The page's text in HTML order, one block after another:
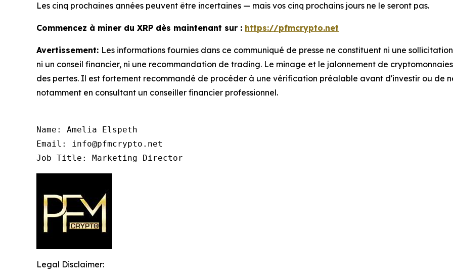
Les cinq prochaines années peuvent être incertaines — mais vos cinq prochains jours ne le seront pas.
Commencez à miner du XRP dès maintenant sur : https://pfmcrypto.net
Avertissement: Les informations fournies dans ce communiqué de presse ne constituent ni une
ni un conseil financier, ni une recommandation de trading. Le minage et le jalonnement de
des pertes. Il est fortement recommandé de procéder à une vérification préalable avant d'investir ou de
notamment en consultant un conseiller financier professionnel.
Name: Amelia Elspeth
Email: info@pfmcrypto.net
Job Title: Marketing Director
Legal Disclaimer: